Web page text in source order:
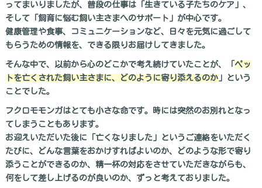
ってまいりましたが、普段の仕事は「生きている子たちのケア」、
そして「飼育に悩む飼い主さまへのサポート」が中心です。
健康管理や食事、コミュニケーションなど、日々を元気に過ごして
もらうための情報を、できる限りお届けしてきました。
そんな中で、以前から心のどこかで考え続けていたことが、「 ペッ
トを亡くされた飼い主さまに、どのように寄り添えるのか」という
ことでした。
フクロモモンガはとても小さな命です。時には突然のお別れとなっ
てしまうこともあります。
お迎えいただいた後に「亡くなりました」というご連絡をいただく
たびに、どんな言葉をおかけすればよいのか、どのような形で寄り
添うことができるのか、精一杯の対応をさせていただきながらも、
何をして差し上げるのが良いのか、ずっと考えておりました。